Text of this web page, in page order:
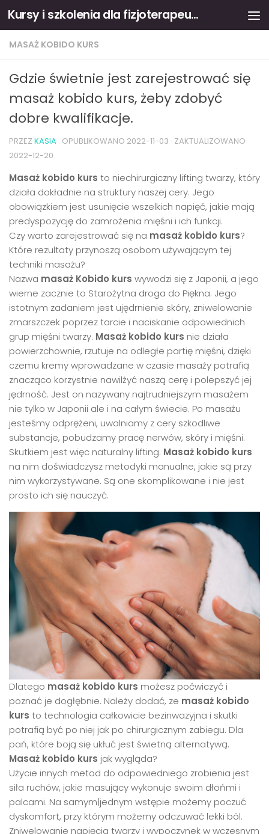
Skip to content Kursy i szkolenia dla fizjoterapeutów
MASAŻ KOBIDO KURS
Gdzie świetnie jest zarejestrować się
masaż kobido kurs, żeby zdobyć
dobre kwalifikacje.
PRZEZ KASIA · OPUBLIKOWANO 2022-11-03 · ZAKTUALIZOWANO
2022-12-20
Masaż kobido kurs to niechirurgiczny lifting twarzy, który
działa dokładnie na struktury naszej cery. Jego
obowiązkiem jest usunięcie wszelkich napięć, jakie mają
predyspozycję do zamrożenia mięśni i ich funkcji.
Czy warto zarejestrować się na masaż kobido kurs?
Które rezultaty przynoszą osobom używającym tej
techniki masażu?
Nazwa masaż Kobido kurs wywodzi się z Japonii, a jego
wierne zacznie to Starożytna droga do Piękna. Jego
istotnym zadaniem jest ujędrnienie skóry, zniwelowanie
zmarszczek poprzez tarcie i naciskanie odpowiednich
grup mięśni twarzy. Masaż kobido kurs nie działa
powierzchownie, rzutuje na odległe partię mięśni, dzięki
czemu kremy wprowadzane w czasie masaży potrafią
znacząco korzystnie nawilżyć naszą cerę i polepszyć jej
jędrność. Jest on nazywany najtrudniejszym masażem
nie tylko w Japonii ale i na całym świecie. Po masażu
jesteśmy odprężeni, uwalniamy z cery szkodliwe
substancje, pobudzamy pracę nerwów, skóry i mięśni.
Skutkiem jest więc naturalny lifting. Masaż kobido kurs
na nim doświadczysz metodyki manualne, jakie są przy
nim wykorzystywane. Są one skomplikowane i nie jest
prosto ich się nauczyć.
Dlatego masaż kobido kurs możesz poćwiczyć i
poznać je dogłębnie. Należy dodać, ze masaż kobido
kurs to technologia całkowicie bezinwazyjna i skutki
potrafią być po niej jak po chirurgicznym zabiegu. Dla
pań, które boją się ukłuć jest świetną alternatywą.
Masaż kobido kurs jak wygląda?
Użycie innych metod do odpowiedniego zrobienia jest
siła ruchów, jakie masujący wykonuje swoim dłońmi i
palcami. Na samym|jednym wstępie możemy poczuć
dyskomfort, przy którym możemy odczuwać lekki ból.
Zniwelowanie napięcia twarzy i wypoczynek w wczesnym